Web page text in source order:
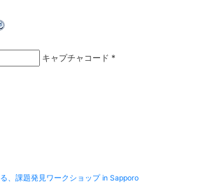
キャプチャコード *
、課題発見ワークショップ in Sapporo